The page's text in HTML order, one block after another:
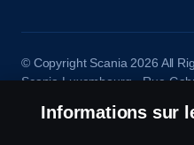
© Copyright Scania 2026 All
Scania Luxembourg - Rue
Informations sur